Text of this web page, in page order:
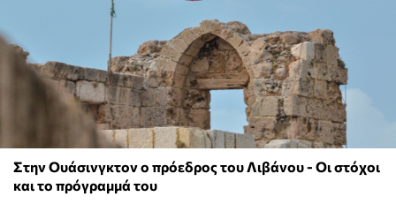
Στην Ουάσινγκτον ο πρόεδρος του Λιβάνου - Οι στόχοι
και το πρόγραμμά του